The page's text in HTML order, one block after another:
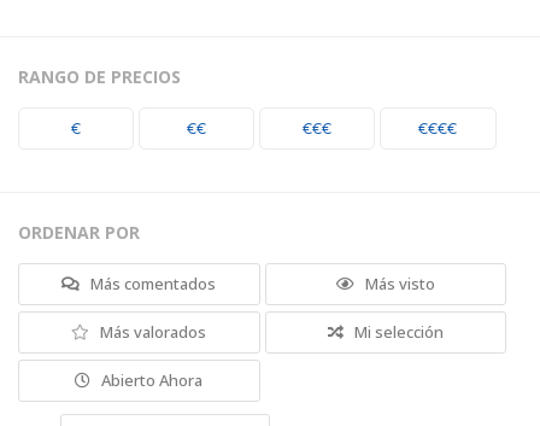
RANGO DE PRECIOS
€ €€ €€€ €€€€
ORDENAR POR
Más comentados Más visto
Más valorados Mi selección
Abierto Ahora